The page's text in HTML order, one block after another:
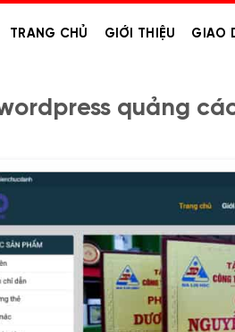
TRANG CHỦ GIỚI THIỆU GIAO
quảng